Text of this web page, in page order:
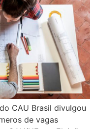
CAU Brasil divulgou
de vagas